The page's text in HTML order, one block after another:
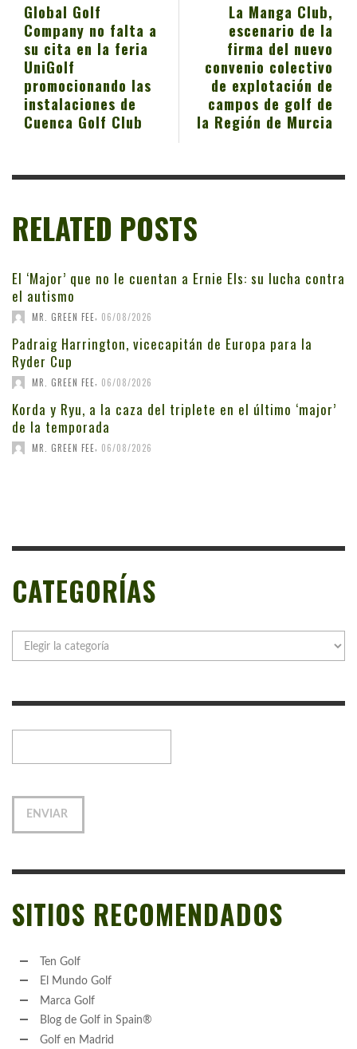
La Manga Club,
escenario de la
firma del nuevo
convenio colectivo
de explotación de
campos de golf de
la Región de Murcia
Global Golf
Company no falta a
su cita en la feria
UniGolf
promocionando las
instalaciones de
Cuenca Golf Club
RELATED POSTS
El ‘Major’ que no le cuentan a Ernie Els: su lucha contra
el autismo
MR. GREEN FEE 06/08/2026
Padraig Harrington, vicecapitán de Europa para la
Ryder Cup
MR. GREEN FEE 06/08/2026
Korda y Ryu, a la caza del triplete en el último ‘major’
de la temporada
MR. GREEN FEE 06/08/2026
CATEGORÍAS
SITIOS RECOMENDADOS
Ten Golf
El Mundo Golf
Marca Golf
Blog de Golf in Spain®
Golf en Madrid